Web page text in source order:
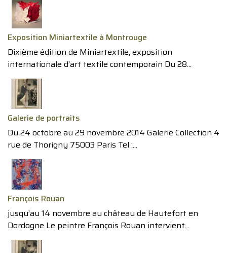
Exposition Miniartextile à Montrouge
Dixième édition de Miniartextile, exposition
internationale d’art textile contemporain Du 28...
Galerie de portraits
Du 24 octobre au 29 novembre 2014 Galerie Collection 4
rue de Thorigny 75003 Paris Tel :...
François Rouan
jusqu’au 14 novembre au château de Hautefort en
Dordogne Le peintre François Rouan intervient...